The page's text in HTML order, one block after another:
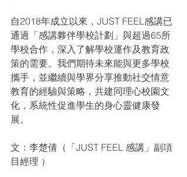
自2018年成立以來，JUST FEEL感講已
通過「感講夥伴學校計劃」與超過65所
學校合作，深入了解學校運作及教育政
策的需要。我們期待未來能與更多學校
攜手，並繼續與學界分享推動社交情意
教育的經驗與策略，共建同理心校園文
化，系統性促進學生的身心靈健康發
展。
文：李楚倩（「JUST FEEL 感講」副項
目經理 ）